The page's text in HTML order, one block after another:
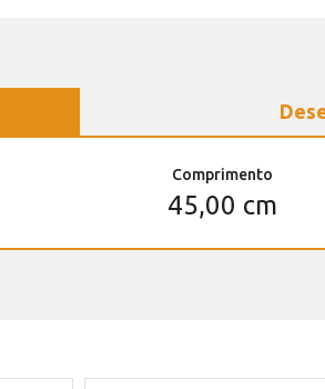
Comprimento
45,00 cm